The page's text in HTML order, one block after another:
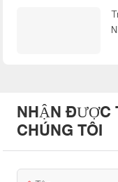
NHẬN ĐƯỢC
CHÚNG TÔI